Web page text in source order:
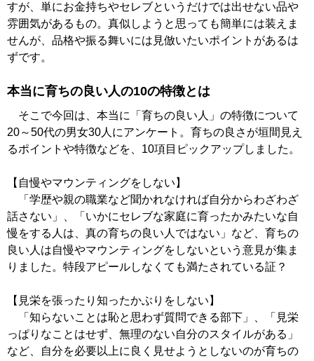
すが、単にお金持ちやセレブというだけでは出せない品や
雰囲気があるもの。真似しようと思っても簡単には装えま
せんが、品格や振る舞いには見倣いたいポイントがあるは
ずです。
本当に育ちの良い人の10の特徴とは
そこで今回は、本当に「育ちの良い人」の特徴について
20～50代の男女30人にアンケート。育ちの良さが垣間見え
るポイントや特徴などを、10項目ピックアップしました。
【自慢やマウンティングをしない】
「学歴や親の職業など聞かれなければ自分からわざわざ
話さない」、「いかにセレブな家庭に育ったかみたいな自
慢をする人は、真の育ちの良い人ではない」など、育ちの
良い人は自慢やマウンティングをしないという意見が集ま
りました。特段アピールしなくても満たされている証？
【見栄を張ったり知ったかぶりをしない】
「知らないことは恥と思わず質問できる部下」、「見栄
っぱりなことはせず、無理のない自分のスタイルがある」
など、自分を必要以上に良く見せようとしないのが育ちの